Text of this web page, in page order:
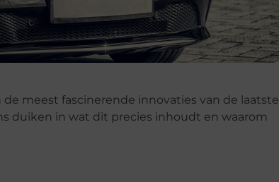
meest fascinerende innovaties van de laatste
duiken in wat dit precies inhoudt en waarom